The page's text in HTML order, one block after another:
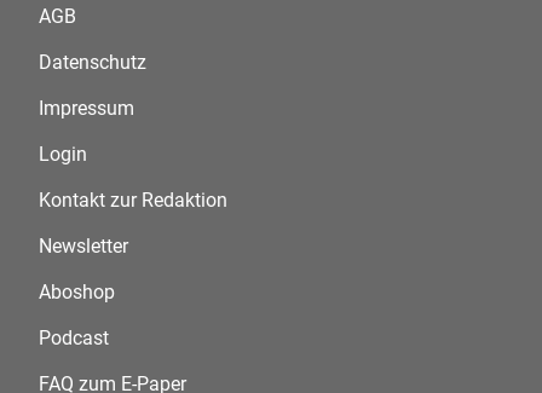
AGB
Datenschutz
Impressum
Login
Kontakt zur Redaktion
Newsletter
Aboshop
Podcast
FAQ zum E-Paper